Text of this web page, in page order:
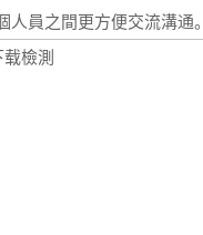
員之間更方便交流溝通。